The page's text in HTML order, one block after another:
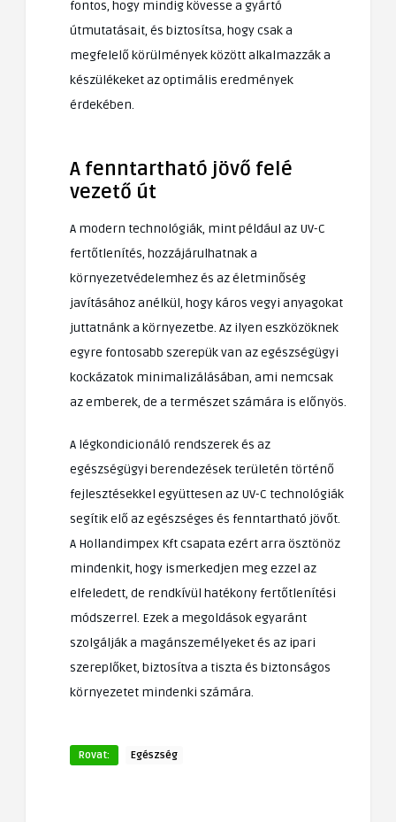
fontos, hogy mindig kövesse a gyártó
útmutatásait, és biztosítsa, hogy csak a
megfelelő körülmények között alkalmazzák a
készülékeket az optimális eredmények
érdekében.
A fenntartható jövő felé
vezető út
A modern technológiák, mint például az UV-C
fertőtlenítés, hozzájárulhatnak a
környezetvédelemhez és az életminőség
javításához anélkül, hogy káros vegyi anyagokat
juttatnánk a környezetbe. Az ilyen eszközöknek
egyre fontosabb szerepük van az egészségügyi
kockázatok minimalizálásában, ami nemcsak
az emberek, de a természet számára is előnyös.
A légkondicionáló rendszerek és az
egészségügyi berendezések területén történő
fejlesztésekkel együttesen az UV-C technológiák
segítik elő az egészséges és fenntartható jövőt.
A Hollandimpex Kft csapata ezért arra ösztönöz
mindenkit, hogy ismerkedjen meg ezzel az
elfeledett, de rendkívül hatékony fertőtlenítési
módszerrel. Ezek a megoldások egyaránt
szolgálják a magánszemélyeket és az ipari
szereplőket, biztosítva a tiszta és biztonságos
környezetet mindenki számára.
Rovat: Egészség